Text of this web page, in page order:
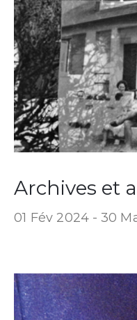
Archives et
01 Fév 2024 - 30